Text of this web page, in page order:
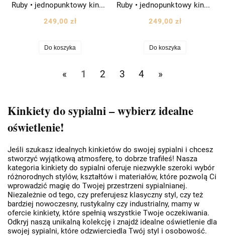
Ruby • jednopunktowy kinkiet wys. 35 cm czarno-złoty
249,00 zł
Do koszyka
Ruby • jednopunktowy kinkiet wys. 35 cm biało-złoty
249,00 zł
Do koszyka
« 1 2 3 4 »
Kinkiety do sypialni – wybierz idealne
oświetlenie!
Jeśli szukasz idealnych kinkietów do swojej sypialni i chcesz
stworzyć wyjątkową atmosferę, to dobrze trafiłeś! Nasza
kategoria kinkiety do sypialni oferuje niezwykle szeroki wybór
różnorodnych stylów, kształtów i materiałów, które pozwolą Ci
wprowadzić magię do Twojej przestrzeni sypialnianej.
Niezależnie od tego, czy preferujesz klasyczny styl, czy też
bardziej nowoczesny, rustykalny czy industrialny, mamy w
ofercie kinkiety, które spełnią wszystkie Twoje oczekiwania.
Odkryj naszą unikalną kolekcję i znajdź idealne oświetlenie dla
swojej sypialni, które odzwierciedla Twój styl i osobowość.